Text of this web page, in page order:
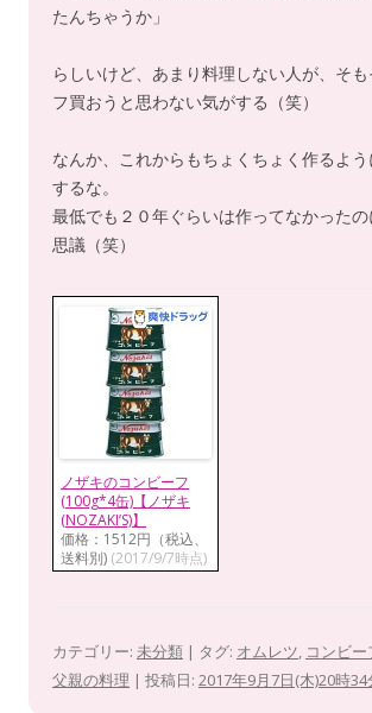
たんちゃうか」
らしいけど、あまり料理しない人が、そ
フ買おうと思わない気がする（笑）
なんか、これからもちょくちょく作るよ
するな。
最低でも２０年ぐらいは作ってなかった
思議（笑）
ノザキのコンビーフ
(100g*4缶)【ノザキ
(NOZAKI’S)】
価格：1512円（税込、
送料別) (2017/9/7時点)
カテゴリー: 未分類 | タグ: オムレツ, コンビー
父親の料理 | 投稿日: 2017年9月7日(木)20時34